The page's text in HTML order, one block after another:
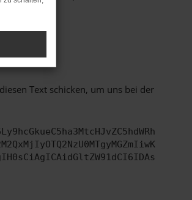
Text schicken, um uns bei der